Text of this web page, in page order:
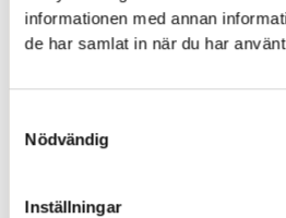
informationen med annan
de har samlat in när du har
Nödvändig
Inställningar
ip
xia